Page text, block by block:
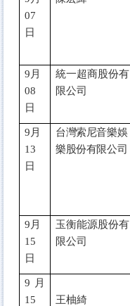
07
日
9 月
08
日
統一超商股份有
限公司
9 月
13
日
台灣索尼音樂娛
樂股份有限公司
9 月
15
日
玉衡能源股份有
限公司
9 月
15
王柚綺